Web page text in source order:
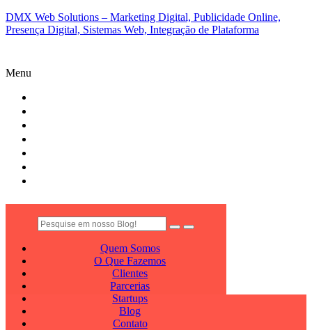
DMX Web Solutions – Marketing Digital, Publicidade Online,
Presença Digital, Sistemas Web, Integração de Plataforma
Menu
Quem Somos
O Que Fazemos
Clientes
Parcerias
Startups
Blog
Contato